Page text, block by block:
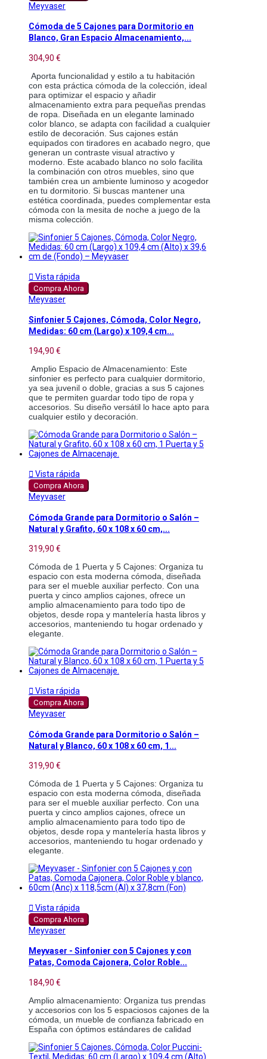
Meyvaser
Cómoda de 5 Cajones para Dormitorio en
Blanco, Gran Espacio Almacenamiento,...
304,90 €
Aporta funcionalidad y estilo a tu habitación
con esta práctica cómoda de la colección, ideal
para optimizar el espacio y añadir
almacenamiento extra para pequeñas prendas
de ropa. Diseñada en un elegante laminado
color blanco, se adapta con facilidad a cualquier
estilo de decoración. Sus cajones están
equipados con tiradores en acabado negro, que
generan un contraste visual atractivo y
moderno. Este acabado blanco no solo facilita
la combinación con otros muebles, sino que
también crea un ambiente luminoso y acogedor
en tu dormitorio. Si buscas mantener una
estética coordinada, puedes complementar esta
cómoda con la mesita de noche a juego de la
misma colección.
 Vista rápida
Compra Ahora
Meyvaser
Sinfonier 5 Cajones, Cómoda, Color Negro,
Medidas: 60 cm (Largo) x 109,4 cm...
194,90 €
sinfonier es perfecto para cualquier dormitorio,
ya sea juvenil o doble, gracias a sus 5 cajones
que te permiten guardar todo tipo de ropa y
accesorios. Su diseño versátil lo hace apto para
cualquier estilo y decoración.
 Vista rápida
Compra Ahora
Meyvaser
Cómoda Grande para Dormitorio o Salón –
Natural y Grafito, 60 x 108 x 60 cm,...
319,90 €
Cómoda de 1 Puerta y 5 Cajones: Organiza tu
espacio con esta moderna cómoda, diseñada
para ser el mueble auxiliar perfecto. Con una
puerta y cinco amplios cajones, ofrece un
amplio almacenamiento para todo tipo de
objetos, desde ropa y mantelería hasta libros y
accesorios, manteniendo tu hogar ordenado y
elegante.
 Vista rápida
Compra Ahora
Meyvaser
Cómoda Grande para Dormitorio o Salón –
Natural y Blanco, 60 x 108 x 60 cm, 1...
319,90 €
Cómoda de 1 Puerta y 5 Cajones: Organiza tu
espacio con esta moderna cómoda, diseñada
para ser el mueble auxiliar perfecto. Con una
puerta y cinco amplios cajones, ofrece un
amplio almacenamiento para todo tipo de
objetos, desde ropa y mantelería hasta libros y
accesorios, manteniendo tu hogar ordenado y
elegante.
 Vista rápida
Compra Ahora
Meyvaser
Meyvaser - Sinfonier con 5 Cajones y con
Patas, Comoda Cajonera, Color Roble...
184,90 €
Amplio almacenamiento: Organiza tus prendas
y accesorios con los 5 espaciosos cajones de la
cómoda, un mueble de confianza fabricado en
España con óptimos estándares de calidad